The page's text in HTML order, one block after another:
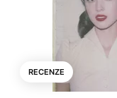
RECENZE